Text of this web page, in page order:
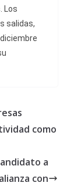
Los
salidas,
como
a
con